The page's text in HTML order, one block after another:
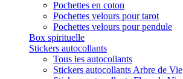
Pochettes en coton
Pochettes velours pour tarot
Pochettes velours pour pendule
Box spirituelle
Stickers autocollants
Tous les autocollants
Stickers autocollants Arbre de Vie